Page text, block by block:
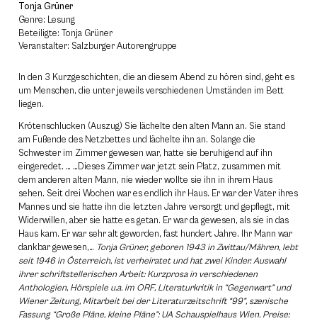
Tonja Grüner
Genre: Lesung
Beteiligte: Tonja Grüner
Veranstalter: Salzburger Autorengruppe
In den 3 Kurzgeschichten, die an diesem Abend zu hören sind, geht es
um Menschen, die unter jeweils verschiedenen Umständen im Bett
liegen.
Krötenschlucken (Auszug) Sie lächelte den alten Mann an. Sie stand
am Fußende des Netzbettes und lächelte ihn an. Solange die
Schwester im Zimmer gewesen war, hatte sie beruhigend auf ihn
eingeredet. … …Dieses Zimmer war jetzt sein Platz, zusammen mit
dem anderen alten Mann, nie wieder wollte sie ihn in ihrem Haus
sehen. Seit drei Wochen war es endlich ihr Haus. Er war der Vater ihres
Mannes und sie hatte ihn die letzten Jahre versorgt und gepflegt, mit
Widerwillen, aber sie hatte es getan. Er war da gewesen, als sie in das
Haus kam. Er war sehr alt geworden, fast hundert Jahre. Ihr Mann war
dankbar gewesen,… Tonja Grüner, geboren 1943 in Zwittau/Mähren, lebt
seit 1946 in Österreich, ist verheiratet und hat zwei Kinder. Auswahl
ihrer schriftstellerischen Arbeit: Kurzprosa in verschiedenen
Anthologien, Hörspiele u.a. im ORF, Literaturkritik in “Gegenwart” und
Wiener Zeitung, Mitarbeit bei der Literaturzeitschrift “99”, szenische
Fassung “Große Pläne, kleine Pläne”: UA Schauspielhaus Wien. Preise: